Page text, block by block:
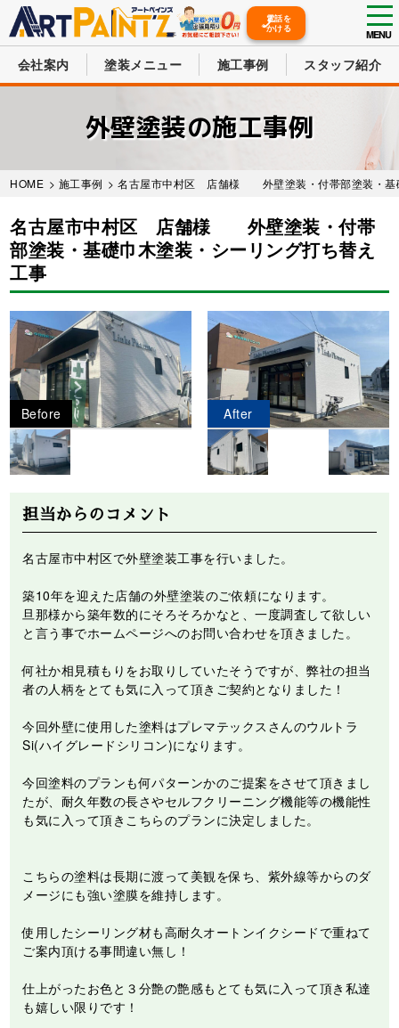
MENU
電話を
かける
会社案内 塗装メニュー 施工事例 スタッフ紹介
外壁塗装の施工事例
HOME > 施工事例 >名古屋市中村区 店舗様 外壁塗装・付帯部塗装・基
名古屋市中村区 店舗様 外壁塗装・付帯
部塗装・基礎巾木塗装・シーリング打ち替え
工事
Before After
担当からのコメント
名古屋市中村区で外壁塗装工事を行いました。
築10年を迎えた店舗の外壁塗装のご依頼になります。
旦那様から築年数的にそろそろかなと、一度調査して欲しい
と言う事でホームページへのお問い合わせを頂きました。
何社か相見積もりをお取りしていたそうですが、弊社の担当
者の人柄をとても気に入って頂きご契約となりました！
今回外壁に使用した塗料はプレマテックスさんのウルトラ
Si(ハイグレードシリコン)になります。
今回塗料のプランも何パターンかのご提案をさせて頂きまし
たが、耐久年数の長さやセルフクリーニング機能等の機能性
も気に入って頂きこちらのプランに決定しました。
こちらの塗料は長期に渡って美観を保ち、紫外線等からのダ
メージにも強い塗膜を維持します。
使用したシーリング材も高耐久オートンイクシードで重ねて
ご案内頂ける事間違い無し！
仕上がったお色と３分艶の艶感もとても気に入って頂き私達
も嬉しい限りです！